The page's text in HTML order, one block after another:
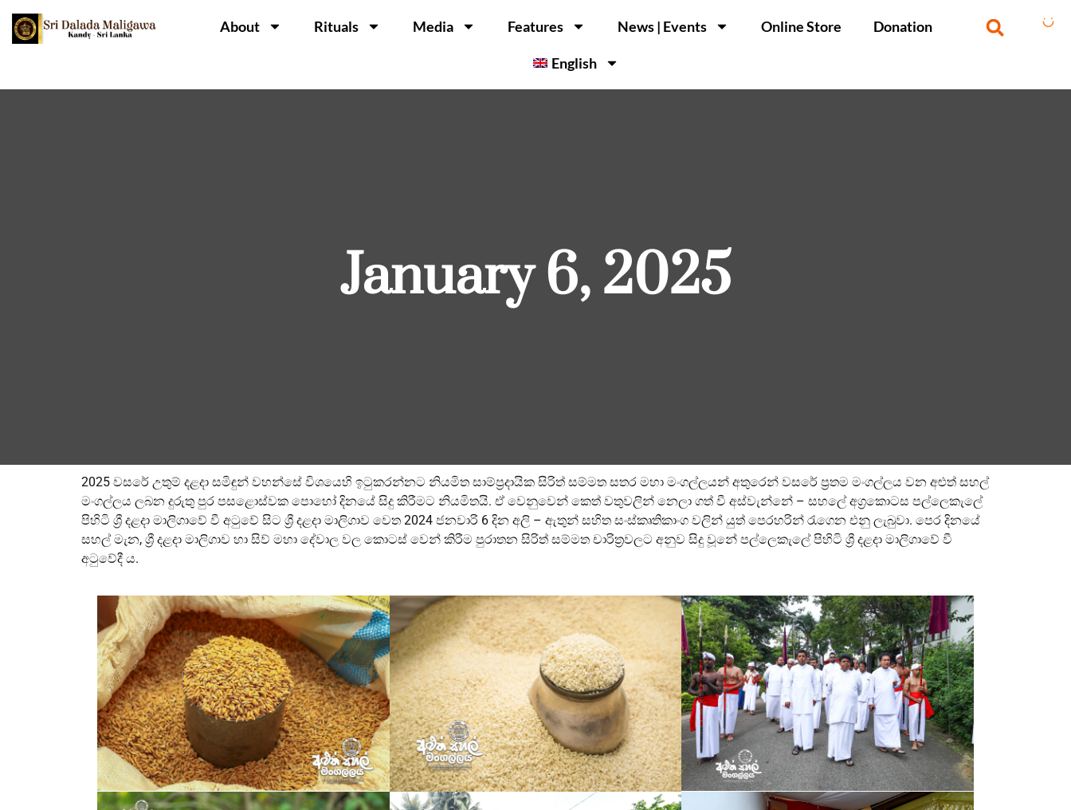
About Rituals Media Features News | Events Online Store Donation
English
January 6, 2025
2025 වසරේ උතුම් දළදා සමිඳුන් වහන්සේ විශයෙහි ඉටුකරන්නට නියමිත සාම්ප්‍රදායික සිරිත් සම්මත සතර මහා මංගල්ලයන් අතුරෙන් වසරේ ප්‍රතම මංගල්ලය වන අළුත් සහල්
මංගල්ලය ලබන දුරුතු පුර පසළොස්වක පොහෝ දිනයේ සිදු කිරීමට නියමිතයි. ඒ වෙනුවෙන් කෙත් වතුවලින් නෙලා ගත් වී අස්වැන්නේ – සහලේ අග්‍රකොටස පල්ලෙකැලේ
පිහිටි ශ්‍රී දළදා මාලිගාවේ වී අටුවේ සිට ශ්‍රී දළදා මාලිගාව වෙත 2024 ජනවාරි 6 දින අලි – ඇතුන් සහිත සංස්කෘතිකාංග වලින් යුත් පෙරහරින් රැගෙන එනු ලැබුවා. පෙර දිනයේ
සහල් මැන, ශ්‍රී දළදා මාලිගාව හා සිව් මහා දේවාල වල කොටස් වෙන් කිරීම පුරාතන සිරිත් සම්මත චාරිත‍්‍රවලට අනුව සිදු වූනේ පල්ලෙකැලේ පිහිටි ශ්‍රී දළදා මාලිගාවේ වී
අටුවේදී ය.